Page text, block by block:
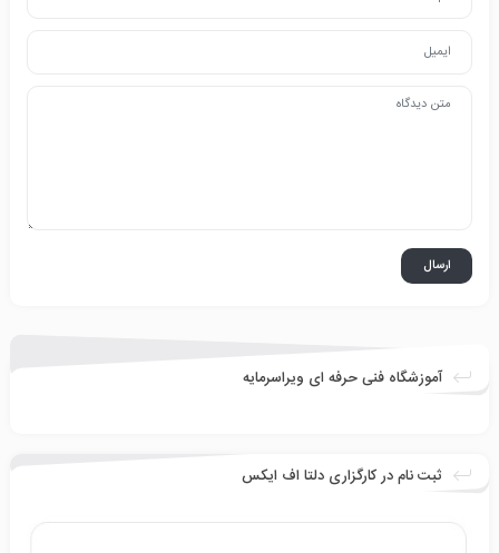
آموزشگاه فنی حرفه ای ویراسرمایه
ثبت نام در کارگزاری دلتا اف ایکس